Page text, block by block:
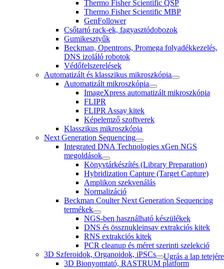
Thermo Fisher Scientific QSP
Thermo Fisher Scientific MBP
GenFollower
Csőtartó rack-ek, fagyasztódobozok
Gumikesztyűk
Beckman, Opentrons, Promega folyadékkezelés,
DNS izoláló robotok
Védőfelszerelések
Automatizált és klasszikus mikroszkópia
Automatizált mikroszkópia
ImageXpress automatizált mikroszkópia
FLIPR
FLIPR Assay kitek
Képelemző szoftverek
Klasszikus mikroszkópia
Next Generation Sequencing
Integrated DNA Technologies xGen NGS
megoldások
Könyvtárkészítés (Library Preparation)
Hybridization Capture (Target Capture)
Amplikon szekvenálás
Normalizáció
Beckman Coulter Next Generation Sequencing
termékek
NGS-ben használható készülékek
DNS és össznukleinsav extrakciós kitek
RNS extrakciós kitek
PCR cleanup és méret szerinti szelekció
3D Szferoidok, Organoidok, iPSCs
3D Bionyomtató, RASTRUM platform
Ugrás a lap tetejére